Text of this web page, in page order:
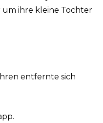
um ihre kleine Tochter
entfernte sich